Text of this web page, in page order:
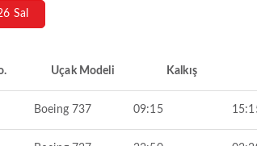
Sal
Uçak Modeli Kalkış
Boeing 737 09:15